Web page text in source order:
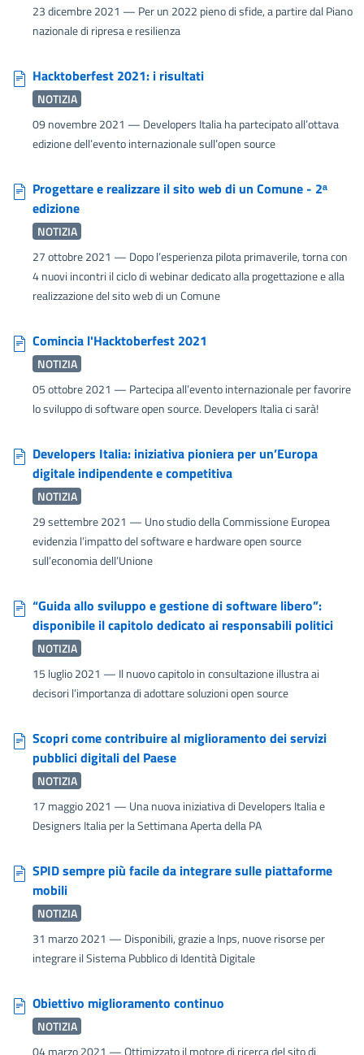
23 dicembre 2021 — Per un 2022 pieno di sfide, a partire dal Piano
nazionale di ripresa e resilienza
Hacktoberfest 2021: i risultati
NOTIZIA
09 novembre 2021 — Developers Italia ha partecipato all’ottava
edizione dell’evento internazionale sull’open source
Progettare e realizzare il sito web di un Comune - 2ᵃ
edizione
NOTIZIA
27 ottobre 2021 — Dopo l’esperienza pilota primaverile, torna con
4 nuovi incontri il ciclo di webinar dedicato alla progettazione e alla
realizzazione del sito web di un Comune
Comincia l'Hacktoberfest 2021
NOTIZIA
05 ottobre 2021 — Partecipa all’evento internazionale per favorire
lo sviluppo di software open source. Developers Italia ci sarà!
Developers Italia: iniziativa pioniera per un’Europa
digitale indipendente e competitiva
NOTIZIA
29 settembre 2021 — Uno studio della Commissione Europea
evidenzia l’impatto del software e hardware open source
sull’economia dell’Unione
“Guida allo sviluppo e gestione di software libero”:
disponibile il capitolo dedicato ai responsabili politici
NOTIZIA
15 luglio 2021 — Il nuovo capitolo in consultazione illustra ai
decisori l’importanza di adottare soluzioni open source
Scopri come contribuire al miglioramento dei servizi
pubblici digitali del Paese
NOTIZIA
17 maggio 2021 — Una nuova iniziativa di Developers Italia e
Designers Italia per la Settimana Aperta della PA
SPID sempre più facile da integrare sulle piattaforme
mobili
NOTIZIA
31 marzo 2021 — Disponibili, grazie a Inps, nuove risorse per
integrare il Sistema Pubblico di Identità Digitale
Obiettivo miglioramento continuo
NOTIZIA
04 marzo 2021 — Ottimizzato il motore di ricerca del sito di